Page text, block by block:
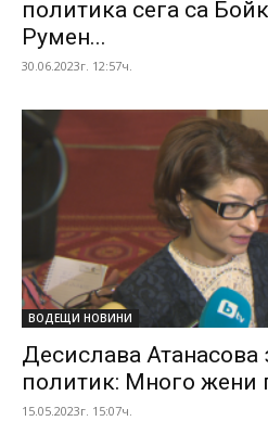
политика сега са
Румен...
30.06.2023г. 12:57ч.
ВОДЕЩИ НОВИНИ
Десислава Атанасова
политик: Много жени
15.05.2023г. 15:07ч.